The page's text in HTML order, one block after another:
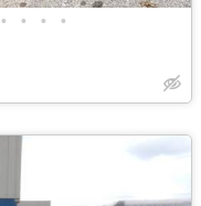
• • • •